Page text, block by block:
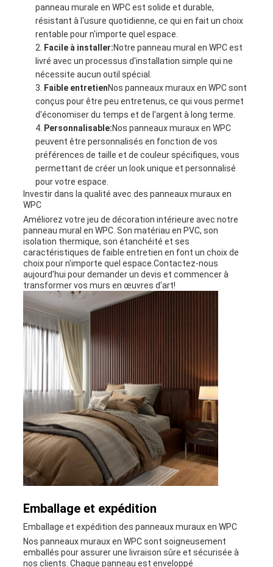
panneau murale en WPC est solide et durable,
résistant à l'usure quotidienne, ce qui en fait un choix
rentable pour n'importe quel espace.
Facile à installer:Notre panneau mural en WPC est
livré avec un processus d'installation simple qui ne
nécessite aucun outil spécial.
Faible entretienNos panneaux muraux en WPC sont
conçus pour être peu entretenus, ce qui vous permet
d'économiser du temps et de l'argent à long terme.
Personnalisable:Nos panneaux muraux en WPC
peuvent être personnalisés en fonction de vos
préférences de taille et de couleur spécifiques, vous
permettant de créer un look unique et personnalisé
pour votre espace.
Investir dans la qualité avec des panneaux muraux en
WPC
Améliorez votre jeu de décoration intérieure avec notre
panneau mural en WPC. Son matériau en PVC, son
isolation thermique, son étanchéité et ses
caractéristiques de faible entretien en font un choix de
choix pour n'importe quel espace.Contactez-nous
aujourd'hui pour demander un devis et commencer à
transformer vos murs en œuvres d'art!
Emballage et expédition
Emballage et expédition des panneaux muraux en WPC
Nos panneaux muraux en WPC sont soigneusement
emballés pour assurer une livraison sûre et sécurisée à
nos clients. Chaque panneau est enveloppé